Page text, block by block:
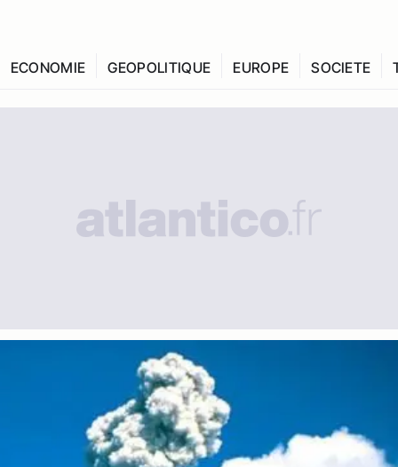
ECONOMIE GEOPOLITIQUE EUROPE SOCIETE